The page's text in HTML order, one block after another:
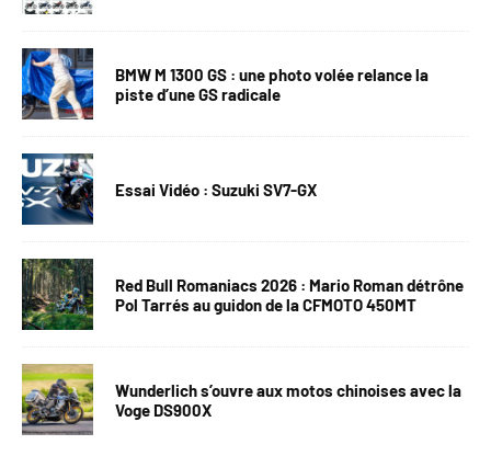
BMW M 1300 GS : une photo volée relance la
piste d’une GS radicale
Essai Vidéo : Suzuki SV7-GX
Red Bull Romaniacs 2026 : Mario Roman détrône
Pol Tarrés au guidon de la CFMOTO 450MT
Wunderlich s’ouvre aux motos chinoises avec la
Voge DS900X